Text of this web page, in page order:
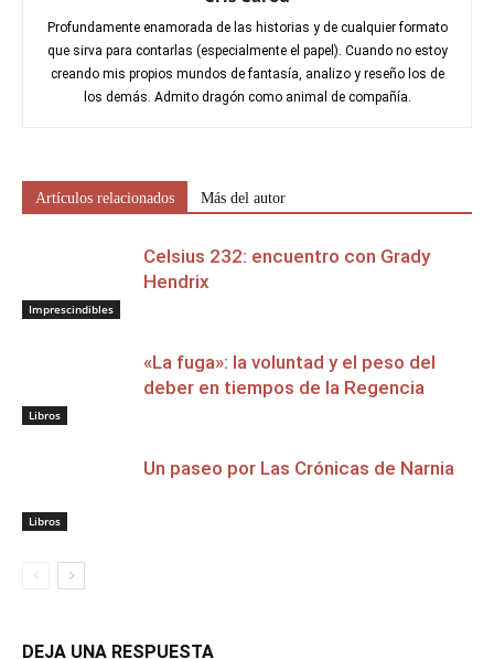
Profundamente enamorada de las historias y de cualquier formato
que sirva para contarlas (especialmente el papel). Cuando no estoy
creando mis propios mundos de fantasía, analizo y reseño los de
los demás. Admito dragón como animal de compañía.
Artículos relacionados Más del autor
Imprescindibles
Celsius 232: encuentro con Grady
Hendrix
Libros
«La fuga»: la voluntad y el peso del
deber en tiempos de la Regencia
Libros
Un paseo por Las Crónicas de Narnia
DEJA UNA RESPUESTA